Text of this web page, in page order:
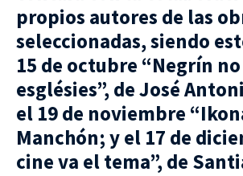
propios autores de las
seleccionadas, siendo
15 de octubre “Negrín
esglésies”, de José
el 19 de noviembre
Manchón; y el 17 de
cine va el tema”, de